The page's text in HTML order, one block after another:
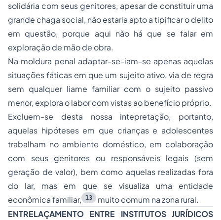
solidária com seus genitores, apesar de constituir uma
grande chaga social, não estaria apto a tipificar o delito
em questão, porque aqui não há que se falar em
exploração de mão de obra.
Na moldura penal adaptar-se-iam-se apenas aquelas
situações fáticas em que um sujeito ativo, via de regra
sem qualquer liame familiar com o sujeito passivo
menor, explora o labor com vistas ao benefício próprio.
Excluem-se desta nossa intepretação, portanto,
aquelas hipóteses em que crianças e adolescentes
trabalham no ambiente doméstico, em colaboração
com seus genitores ou responsáveis legais (sem
geração de valor), bem como aquelas realizadas fora
do lar, mas em que se visualiza uma entidade
econômica familiar,
13
muito comum na zona rural.
ENTRELAÇAMENTO ENTRE INSTITUTOS JURÍDICOS